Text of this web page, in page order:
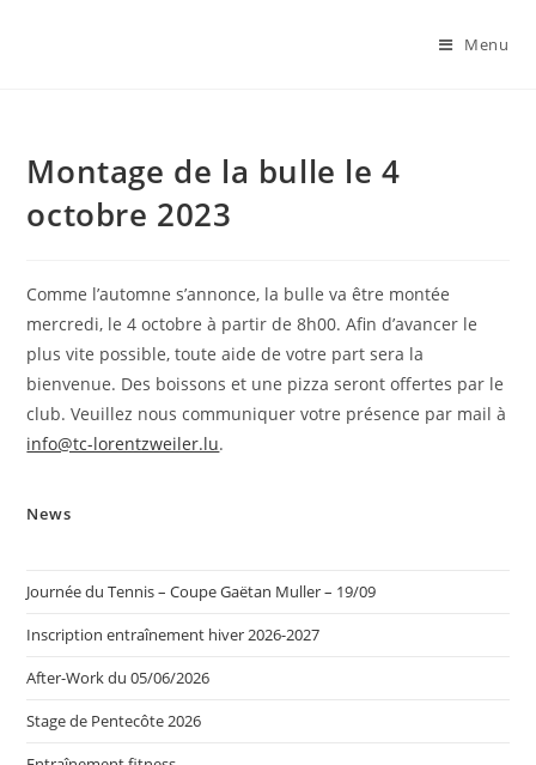
Menu
Montage de la bulle le 4
octobre 2023
Comme l’automne s’annonce, la bulle va être montée
mercredi, le 4 octobre à partir de 8h00. Afin d’avancer le
plus vite possible, toute aide de votre part sera la
bienvenue. Des boissons et une pizza seront offertes par le
club. Veuillez nous communiquer votre présence par mail à
info@tc-lorentzweiler.lu.
News
Journée du Tennis – Coupe Gaëtan Muller – 19/09
Inscription entraînement hiver 2026-2027
After-Work du 05/06/2026
Stage de Pentecôte 2026